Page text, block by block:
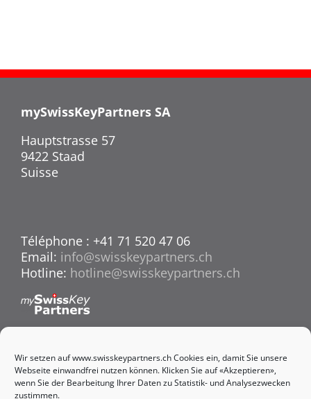
Wir setzen auf www.swisskeypartners.ch Cookies ein, damit Sie unsere
Webseite einwandfrei nutzen können. Klicken Sie auf «Akzeptieren»,
wenn Sie der Bearbeitung Ihrer Daten zu Statistik- und Analysezwecken
zustimmen.
mySwissKeyPartners SA
Hauptstrasse 57
9422 Staad
Suisse
Téléphone : +41 71 520 47 06
Email: info@swisskeypartners.ch
Hotline: hotline@swisskeypartners.ch
Déclaration de confidentialité
Sitemap